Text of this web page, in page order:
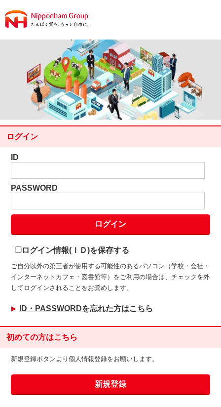
ログイン
ID
PASSWORD
ログイン情報(ＩＤ)を保存する
ご自分以外の第三者が使用する可能性のあるパソコン（学校・会社・
インターネットカフェ・図書館等）をご利用の場合は、チェックを外
してログインされることをお奨めします。
ID・PASSWORDを忘れた方はこちら
初めての方はこちら
新規登録ボタンより個人情報登録をお願いします。